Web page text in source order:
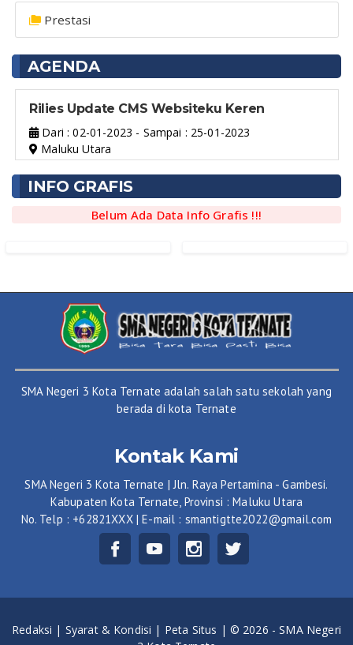
Prestasi
AGENDA
Rilies Update CMS Websiteku Keren
Dari : 02-01-2023 - Sampai : 25-01-2023
Maluku Utara
INFO GRAFIS
Belum Ada Data Info Grafis !!!
SMA Negeri 3 Kota Ternate adalah salah satu sekolah yang
berada di kota Ternate
Kontak Kami
SMA Negeri 3 Kota Ternate | Jln. Raya Pertamina - Gambesi.
Kabupaten Kota Ternate, Provinsi : Maluku Utara
No. Telp : +62821XXX | E-mail : smantigtte2022@gmail.com
Redaksi | Syarat & Kondisi | Peta Situs | © 2026 - SMA Negeri